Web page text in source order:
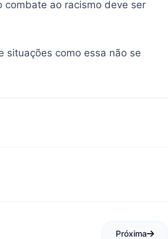
combate ao racismo deve ser
situações como essa não se
Próxima